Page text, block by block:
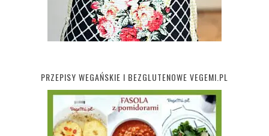
PRZEPISY WEGAŃSKIE I BEZGLUTENOWE VEGEMI.PL